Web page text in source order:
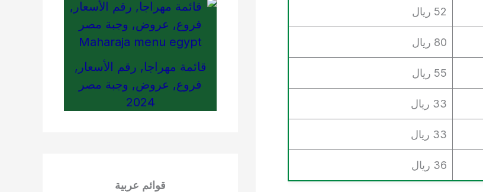
52 ريال
80 ريال
55 ريال
33 ريال
33 ريال
36 ريال
قائمة مهراجا, رقم الأسعار,
فروع, عروض, وجبة مصر
2024
قوائم عربية